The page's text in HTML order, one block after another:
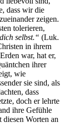
dass wir die
zeigen.
tolerieren,
selbst.“ (Luk.
in ihrem
war, hat er,
ihrer
wie
sie sind, als
dass
doch er lehrte
ihre Gefühle
diesen Worten an